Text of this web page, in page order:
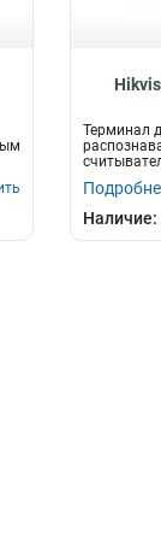
Терминал
Наличие: